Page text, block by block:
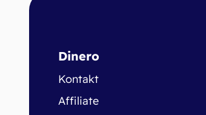
Dinero
Kontakt
Affiliate